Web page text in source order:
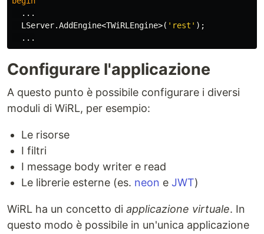
...
LServer.AddEngine<TWiRLEngine>( 'rest' );
...
Configurare l'applicazione
A questo punto è possibile configurare i diversi
moduli di WiRL, per esempio:
Le risorse
I filtri
I message body writer e read
Le librerie esterne (es. neon e JWT)
WiRL ha un concetto di applicazione virtuale. In
questo modo è possibile in un'unica applicazione